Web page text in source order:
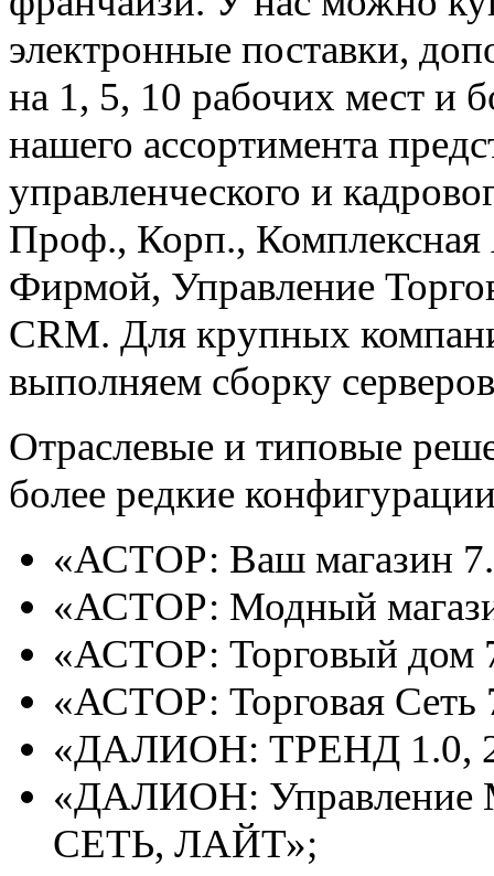
электронные поставки,
на 1, 5, 10 рабочих мест и
нашего ассортимента
управленческого и
Проф., Корп., Комплексная
Фирмой, Управление
CRM. Для крупных
выполняем сборку
Отраслевые и типовые
более редкие
«АСТОР: Ваш магазин
«АСТОР: Модный
«АСТОР: Торговый дом
«АСТОР: Торговая Сеть
«ДАЛИОН: ТРЕНД 1.0,
«ДАЛИОН: Управление
СЕТЬ, ЛАЙТ»;